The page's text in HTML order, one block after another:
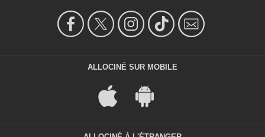
ALLOCINÉ SUR MOBILE